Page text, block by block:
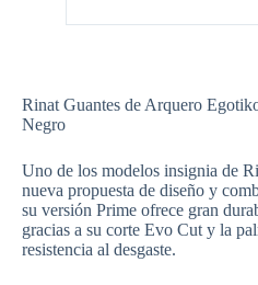
Rinat Guantes de Arquero
Negro
Uno de los modelos insignia de
nueva propuesta de diseño y
su versión Prime ofrece gran
gracias a su corte Evo Cut y la
resistencia al desgaste.